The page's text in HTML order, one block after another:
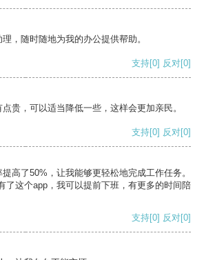
，随时随地为我的办公提供帮助。
支持[0] 反对[0]
贵，可以适当降低一些，这样会更加亲民。
支持[0] 反对[0]
高了50%，让我能够更轻松地完成工作任务。
了这个app，我可以提前下班，有更多的时间陪
支持[0] 反对[0]